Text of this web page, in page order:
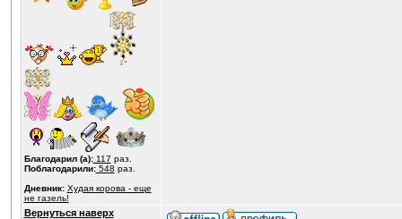
Благодарил (а):117 раз.
Поблагодарили:548 раз.
Дневник: Худая корова - еще
не газель!
Вернуться наверх